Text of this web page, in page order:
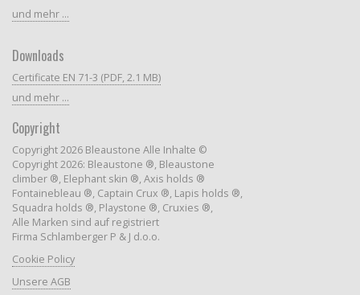
und mehr ...
Downloads
Certificate EN 71-3 (PDF, 2.1 MB)
und mehr ...
Copyright
Copyright 2026 Bleaustone Alle Inhalte ©
Copyright 2026: Bleaustone ®, Bleaustone
climber ®, Elephant skin ®, Axis holds ®
Fontainebleau ®, Captain Crux ®, Lapis holds ®,
Squadra holds ®, Playstone ®, Cruxies ®,
Alle Marken sind auf registriert
Firma Schlamberger P & J d.o.o.
Cookie Policy
Unsere AGB